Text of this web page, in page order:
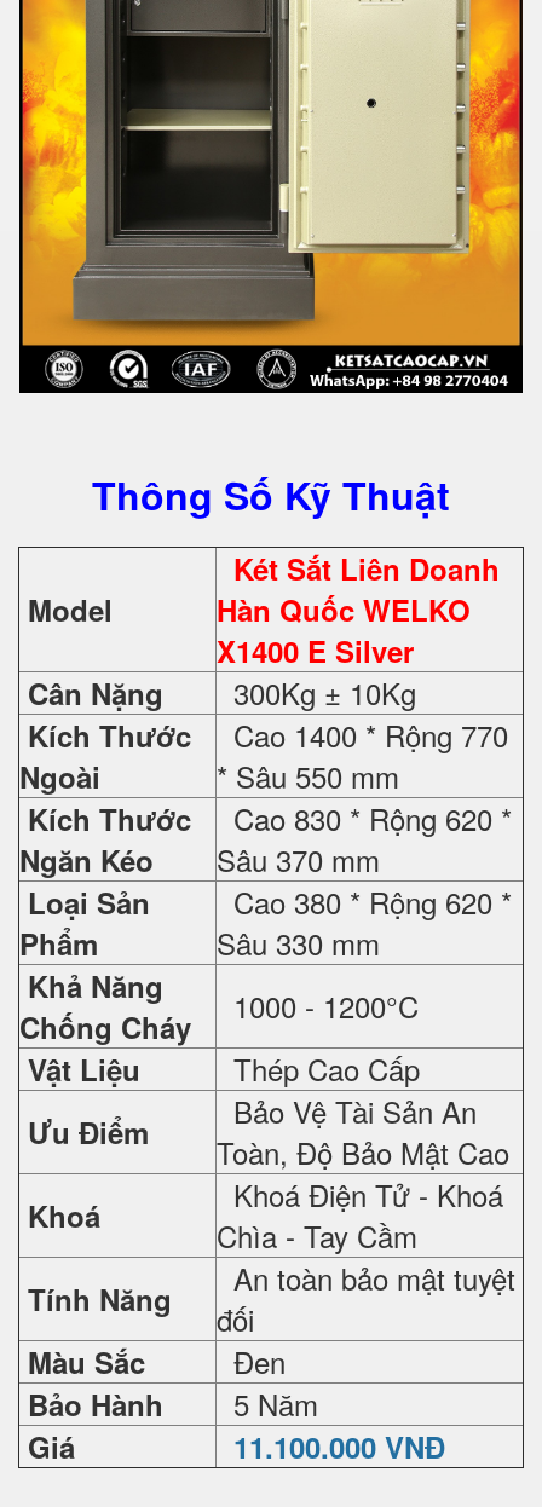
Thông Số Kỹ Thuật
Model
Két Sắt Liên Doanh
Hàn Quốc WELKO
X1400 E Silver
Cân Nặng
300Kg ± 10Kg
Kích Thước
Ngoài
Cao 1400 * Rộng 770
* Sâu 550 mm
Kích Thước
Ngăn Kéo
Cao 830 * Rộng 620 *
Sâu 370 mm
Loại Sản
Phẩm
Cao 380 * Rộng 620 *
Sâu 330 mm
Khả Năng
Chống Cháy
1000 - 1200°C
Vật Liệu Thép Cao Cấp
Ưu Điểm
Bảo Vệ Tài Sản An
Toàn, Độ Bảo Mật Cao
Khoá
Khoá Điện Tử - Khoá
Chìa - Tay Cầm
Tính Năng
An toàn bảo mật tuyệt
đối
Màu Sắc Đen
Bảo Hành 5 Năm
Giá 11.100.000 VNĐ